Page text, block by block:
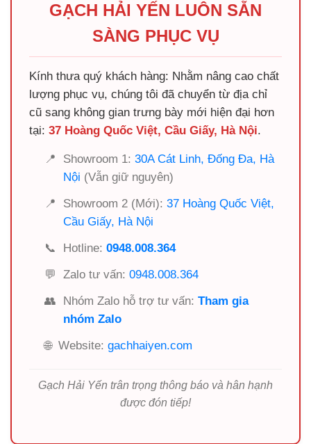
GẠCH HẢI YẾN LUÔN SẴN
SÀNG PHỤC VỤ
Kính thưa quý khách hàng: Nhằm nâng cao chất
lượng phục vụ, chúng tôi đã chuyển từ địa chỉ
cũ sang không gian trưng bày mới hiện đại hơn
tại: 37 Hoàng Quốc Việt, Cầu Giấy, Hà Nội.
📍 Showroom 1: 30A Cát Linh, Đống Đa, Hà
Nội (Vẫn giữ nguyên)
📍
Showroom 2 (Mới): 37 Hoàng Quốc Việt,
Cầu Giấy, Hà Nội
📞
Hotline: 0948.008.364
💬
Zalo tư vấn: 0948.008.364
👥
Nhóm Zalo hỗ trợ tư vấn: Tham gia
nhóm Zalo
🌐 Website: gachhaiyen.com
Gạch Hải Yến trân trọng thông báo và hân hạnh
được đón tiếp!